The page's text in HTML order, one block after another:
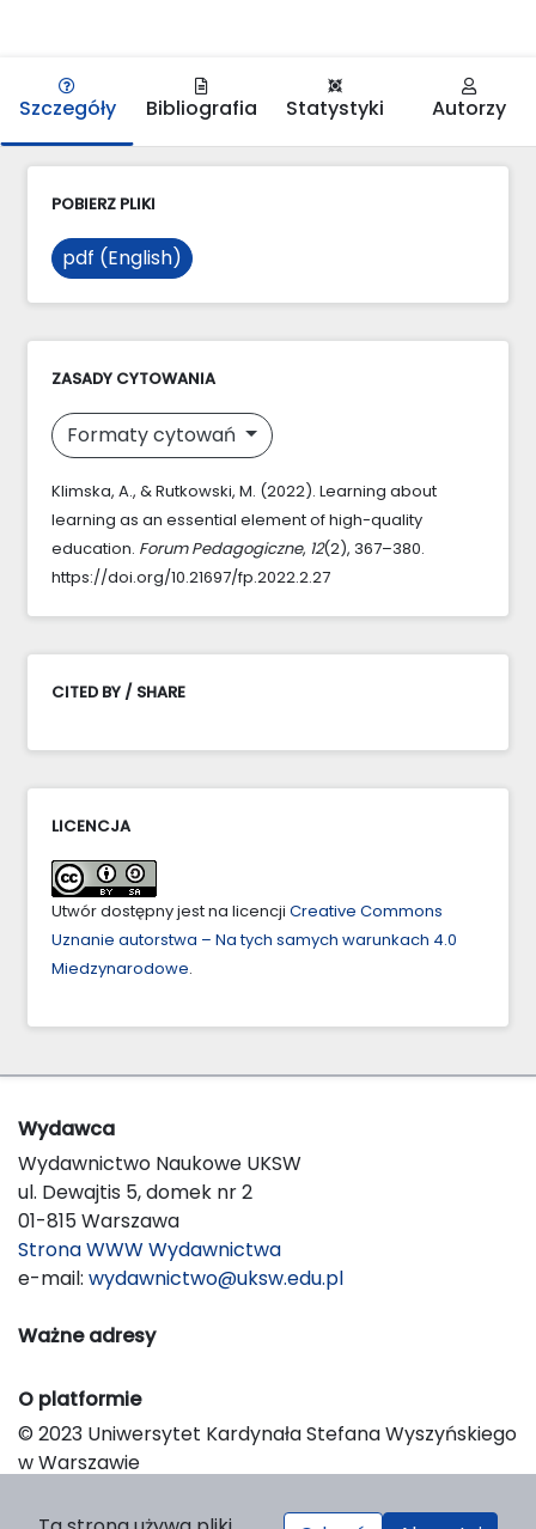
Szczegóły Bibliografia Statystyki Autorzy
POBIERZ PLIKI
pdf (English)
ZASADY CYTOWANIA
Formaty cytowań
Klimska, A., & Rutkowski, M. (2022). Learning about
learning as an essential element of high-quality
education. Forum Pedagogiczne, 12(2), 367–380.
https://doi.org/10.21697/fp.2022.2.27
CITED BY / SHARE
LICENCJA
Utwór dostępny jest na licencji Creative Commons
Uznanie autorstwa – Na tych samych warunkach 4.0
Miedzynarodowe.
Wydawca
Wydawnictwo Naukowe UKSW
ul. Dewajtis 5, domek nr 2
01-815 Warszawa
Strona WWW Wydawnictwa
e-mail: wydawnictwo@uksw.edu.pl
Ważne adresy
O platformie
© 2023 Uniwersytet Kardynała Stefana Wyszyńskiego
w Warszawie
Platform & Workflow by OJS/PKP